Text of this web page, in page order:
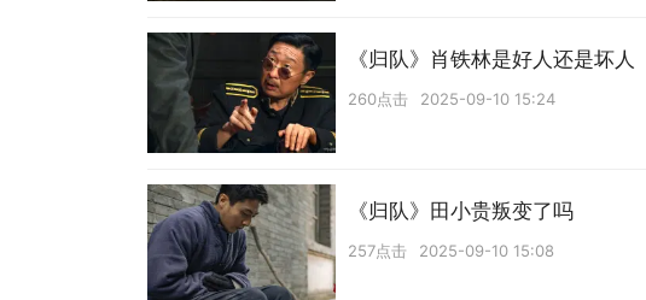
《归队》肖铁林是好人还是坏人
260点击 2025-09-10 15:24
《归队》田小贵叛变了吗
257点击 2025-09-10 15:08